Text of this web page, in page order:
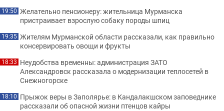
19:50 Желательно пенсионеру: жительница Мурманска
пристраивает взрослую собаку породы шпиц
19:35 Жителям Мурманской области рассказали, как правильно
консервировать овощи и фрукты
18:33 Неудобства временны: администрация ЗАТО
Александровск рассказала о модернизации теплосетей в
Снежногорске
18:10 Прыжок веры в Заполярье: в Кандалакшском заповеднике
рассказали об опасной жизни птенцов кайры